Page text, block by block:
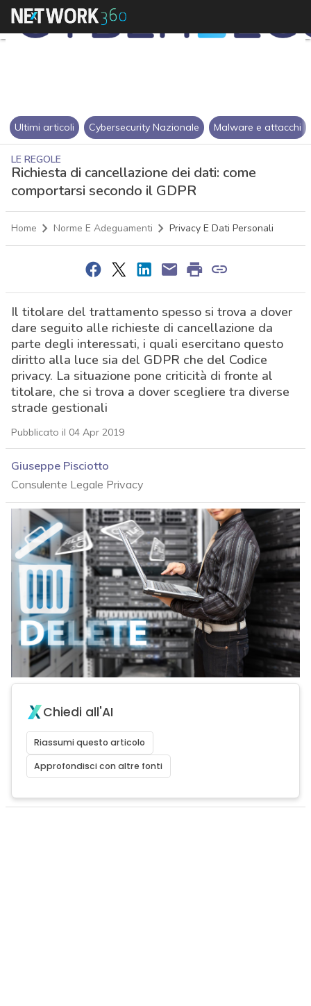
Ultimi articoli Cybersecurity Nazionale Malware e attacchi
LE REGOLE
Richiesta di cancellazione dei dati: come
comportarsi secondo il GDPR
Home Norme E Adeguamenti Privacy E Dati Personali
Il titolare del trattamento spesso si trova a dover
dare seguito alle richieste di cancellazione da
parte degli interessati, i quali esercitano questo
diritto alla luce sia del GDPR che del Codice
privacy. La situazione pone criticità di fronte al
titolare, che si trova a dover scegliere tra diverse
strade gestionali
Pubblicato il 04 Apr 2019
Giuseppe Pisciotto
Consulente Legale Privacy
Chiedi all'AI
Riassumi questo articolo
Approfondisci con altre fonti